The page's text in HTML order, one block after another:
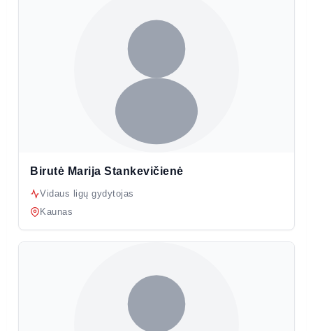
Birutė Marija Stankevičienė
Vidaus ligų gydytojas
Kaunas